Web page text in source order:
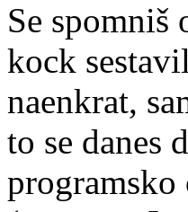
Se
kock
naenkrat,
to se danes